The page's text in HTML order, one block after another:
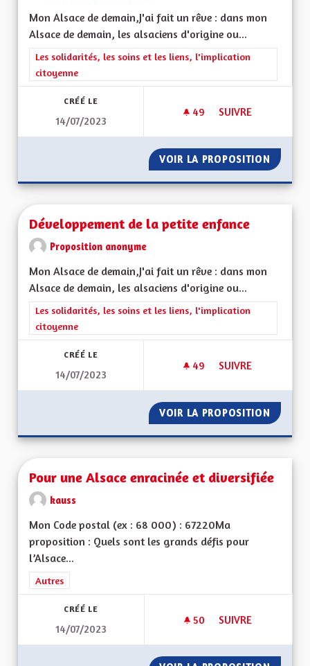
Mon Alsace de demain,J'ai fait un rêve : dans mon
Alsace de demain, les alsaciens d'origine ou...
Filtrer les résultats de la catégorie : Les solidarités, les soins
Les solidarités, les soins et les liens, l'implication
citoyenne
CRÉÉ LE
14/07/2023
49 49 ABONNÉS
SUIVRE
VOIR LA PROPOSITION UN
Développement de la petite enfance
Proposition anonyme
Mon Alsace de demain,J'ai fait un rêve : dans mon
Alsace de demain, les alsaciens d'origine ou...
Filtrer les résultats de la catégorie : Les solidarités, les soins
Les solidarités, les soins et les liens, l'implication
citoyenne
CRÉÉ LE
14/07/2023
49 49 ABONNÉS
SUIVRE
VOIR LA PROPOSITION
Pour une Alsace enracinée et diversifiée
kauss
Mon Code postal (ex : 68 000) : 67220Ma
proposition : Quels sont les grands défis pour
l’Alsace...
Filtrer les résultats de la catégorie : Autres
Autres
CRÉÉ LE
14/07/2023
50 50 ABONNÉS
SUIVRE